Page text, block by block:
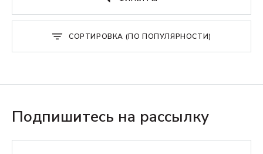
СОРТИРОВКА (ПО ПОПУЛЯРНОСТИ)
Подпишитесь на рассылку